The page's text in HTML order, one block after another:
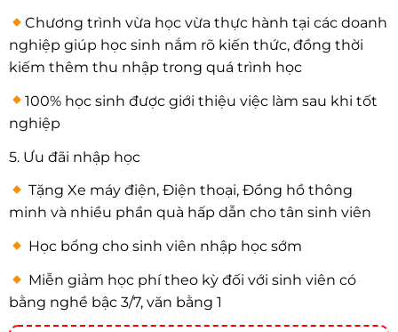
Chương trình vừa học vừa thực hành tại các doanh
nghiệp giúp học sinh nắm rõ kiến thức, đồng thời
kiếm thêm thu nhập trong quá trình học
100% học sinh được giới thiệu việc làm sau khi tốt
nghiệp
5. Ưu đãi nhập học
Tặng Xe máy điện, Điện thoại, Đồng hồ thông
minh và nhiều phần quà hấp dẫn cho tân sinh viên
Học bổng cho sinh viên nhập học sớm
Miễn giảm học phí theo kỳ đối với sinh viên có
bằng nghề bậc 3/7, văn bằng 1